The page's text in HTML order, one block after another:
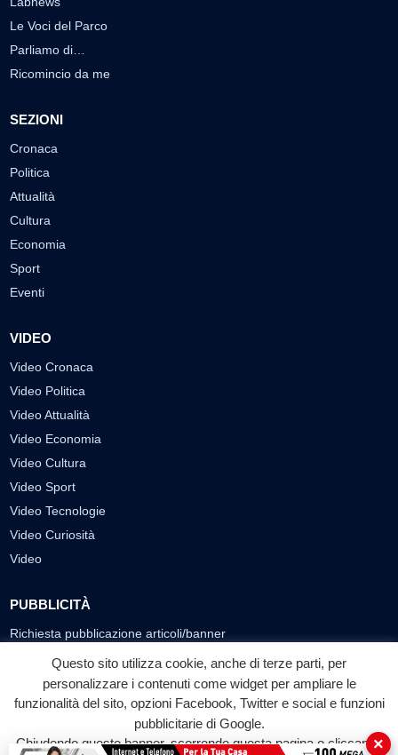
Le Voci del Parco
Parliamo di…
Ricomincio da me
SEZIONI
Cronaca
Politica
Attualità
Cultura
Economia
Sport
Eventi
VIDEO
Video Cronaca
Video Politica
Video Attualità
Video Economia
Video Cultura
Video Sport
Video Tecnologie
Video Curiosità
Video
PUBBLICITÀ
Richiesta pubblicazione articoli/banner
SEGUICI SUI SOCIAL
f
Facebook
◎ ▶
YouTube
Questo sito utilizza cookie, anche di terze parti, per
personalizzare i contenuti come widget per ampliare le
funzionalità del sito, opzioni Facebook, Twitter e social e funzioni
pubblicitarie di Google.
Chiudendo questo banner, scorrendo questa pagina o cliccando
×